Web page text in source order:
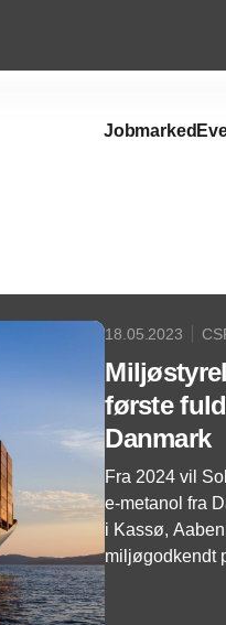
Jobmarked
18.05.2023
første
Danmark
Fra 2024 vil
e-metanol fra
i Kassø,
miljøgodkendt